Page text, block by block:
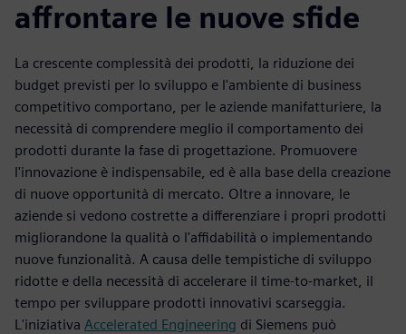
affrontare le nuove sfide
La crescente complessità dei prodotti, la riduzione dei
budget previsti per lo sviluppo e l'ambiente di business
competitivo comportano, per le aziende manifatturiere, la
necessità di comprendere meglio il comportamento dei
prodotti durante la fase di progettazione. Promuovere
l'innovazione è indispensabile, ed è alla base della creazione
di nuove opportunità di mercato. Oltre a innovare, le
aziende si vedono costrette a differenziare i propri prodotti
migliorandone la qualità o l'affidabilità o implementando
nuove funzionalità. A causa delle tempistiche di sviluppo
ridotte e della necessità di accelerare il time-to-market, il
tempo per sviluppare prodotti innovativi scarseggia.
L'iniziativa Accelerated Engineering di Siemens può